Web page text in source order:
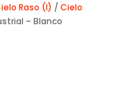
Raso (I) / Cielo
– Blanco